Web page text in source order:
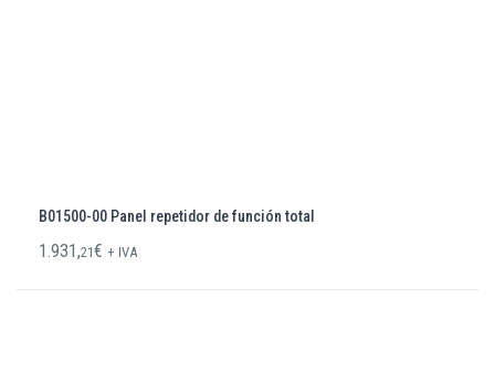
B01500-00 Panel repetidor de función total
1.931,21€ + IVA